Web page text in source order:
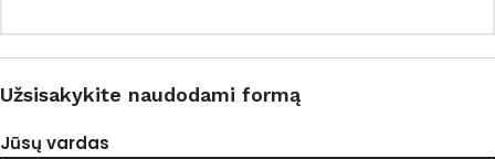
Užsisakykite naudodami formą
Jūsų vardas